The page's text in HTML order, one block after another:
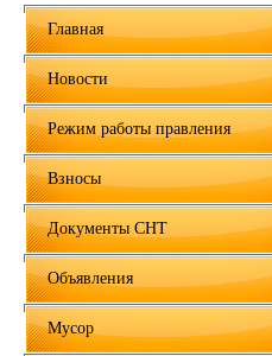
Главная
Новости
Режим работы правления
Взносы
Документы СНТ
Объявления
Мусор